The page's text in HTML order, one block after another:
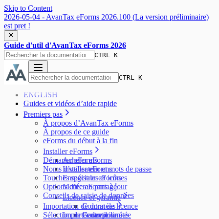
Skip to Content
2026-05-04 - AvanTax eForms 2026.100 (La version préliminaire)
est pret !
Guide d'util d'AvanTax eForms 2026
CTRL K
CTRL K
ENGLISH
Guides et vidéos d’aide rapide
Premiers pas
À propos d’AvanTax eForms
À propos de ce guide
eForms du début à la fin
Installer eForms
Acheter eForms
Installer eForms
Enregistrer eForms
Mettre eForms à jour
Licence et garantie
Contrat de licence
Garantie limitée
Démarrer eForms
Noms d’utilisateur et mots de passe
Touches spéciales et icônes
Options d’écran partagé
Conseils de saisie de données
Importation de données
Importer des données
Sélection de l’entreprise